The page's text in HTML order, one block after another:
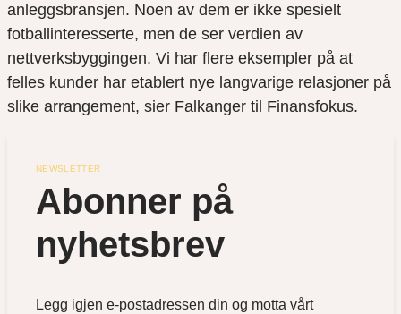
anleggsbransjen. Noen av dem er ikke spesielt
fotballinteresserte, men de ser verdien av
nettverksbyggingen. Vi har flere eksempler på at
felles kunder har etablert nye langvarige relasjoner på
slike arrangement, sier Falkanger til Finansfokus.
NEWSLETTER
Abonner på
nyhetsbrev
Legg igjen e-postadressen din og motta vårt